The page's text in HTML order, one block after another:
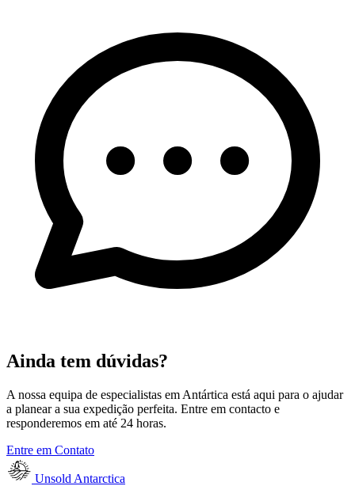
Ainda tem dúvidas?
A nossa equipa de especialistas em Antártica está aqui para o ajudar
a planear a sua expedição perfeita. Entre em contacto e
responderemos em até 24 horas.
Entre em Contato
Unsold Antarctica